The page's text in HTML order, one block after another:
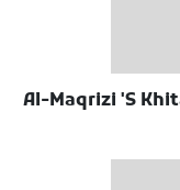
Al-Maqrizi 'S